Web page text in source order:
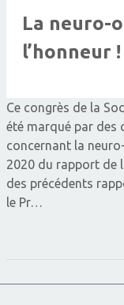
La neuro-
l’honneur !
Ce congrès de la
été marqué par des
concernant la
2020 du rapport de
des précédents
le Pr…